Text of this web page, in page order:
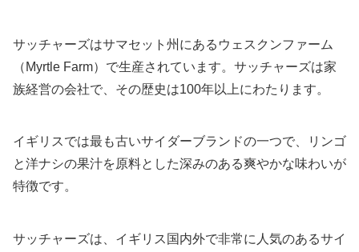
サッチャーズはサマセット州にあるウェスクンファーム
（Myrtle Farm）で生産されています。サッチャーズは家
族経営の会社で、その歴史は100年以上にわたります。
イギリスでは最も古いサイダーブランドの一つで、リンゴ
と洋ナシの果汁を原料とした深みのある爽やかな味わいが
特徴です。
サッチャーズは、イギリス国内外で非常に人気のあるサイ